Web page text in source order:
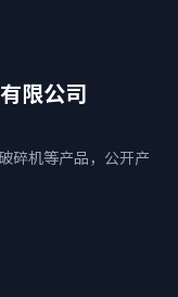
限公司
碎机等产品，公开产